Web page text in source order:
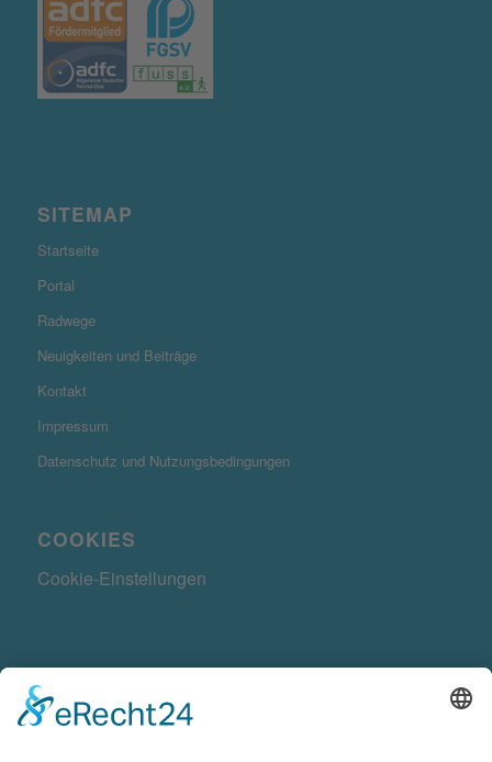
SITEMAP
Startseite
Portal
Radwege
Neuigkeiten und Beiträge
Kontakt
Impressum
Datenschutz und Nutzungsbedingungen
COOKIES
Cookie-Einstellungen
KONTAKTDATEN